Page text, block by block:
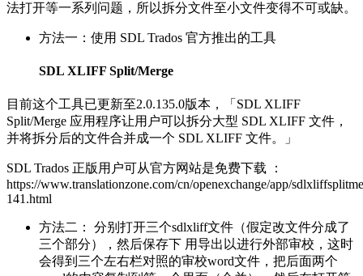
法打开等一系列问题，所以拆分文件至小文件变得不可或缺。
方法一：使用 SDL Trados 官方推出的工具
SDL XLIFF Split/Merge
目前这个工具已更新至2.0.135.0版本，「SDL XLIFF
Split/Merge 应用程序让用户可以拆分大型 SDL XLIFF 文件，
并将拆分后的文件合并成一个 SDL XLIFF 文件。」
SDL Trados 正版用户可从官方网站是免费下载 ：
https://www.translationzone.com/cn/openexchange/app/
141.html
方法二： 分别打开三个sdlxliff文件（假定改文件分成了
三个部分），然后保存下 用导出以进行外部审校，这时
会得到三个左右栏对照的审校word文件，把后面两个